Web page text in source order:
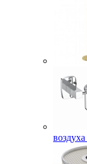
воздуха